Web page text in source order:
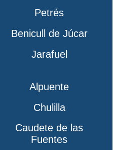
Petrés
Benicull de Júcar
Jarafuel
Alpuente
Chulilla
Caudete de las
Fuentes